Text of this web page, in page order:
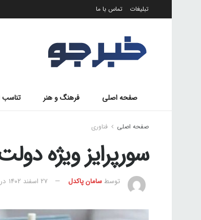
تبلیغات تماس با ما
صفحه اصلی فرهنگ و هنر تناسب
صفحه اصلی فناوری
سورپرایز ویژه
توسطسامان پاکدل ۲۷ اسفند ۱۴۰۲ در